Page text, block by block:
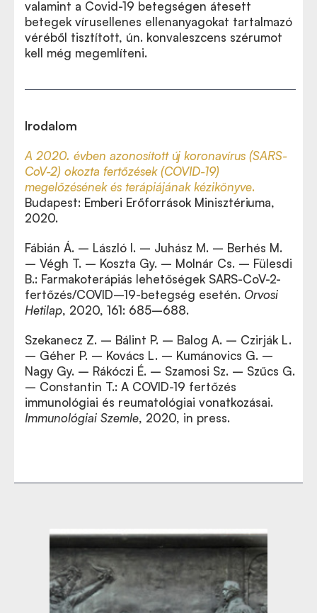
valamint a Covid-19 betegségen átesett
betegek vírusellenes ellenanyagokat tartalmazó
véréből tisztított, ún. konvaleszcens szérumot
kell még megemlíteni.
Irodalom
A 2020. évben azonosított új koronavírus (SARS-
CoV-2) okozta fertőzések (COVID-19)
megelőzésének és terápiájának kézikönyve.
Budapest: Emberi Erőforrások Minisztériuma,
2020.
Fábián Á. – László I. – Juhász M. – Berhés M.
– Végh T. – Koszta Gy. – Molnár Cs. – Fülesdi
B.: Farmakoterápiás lehetőségek SARS-CoV-2-
fertőzés/COVID–19-betegség esetén. Orvosi
Hetilap, 2020, 161: 685–688.
Szekanecz Z. – Bálint P. – Balog A. – Czirják L.
– Géher P. – Kovács L. – Kumánovics G. –
Nagy Gy. – Rákóczi É. – Szamosi Sz. – Szűcs G.
– Constantin T.: A COVID-19 fertőzés
immunológiai és reumatológiai vonatkozásai.
Immunológiai Szemle, 2020, in press.